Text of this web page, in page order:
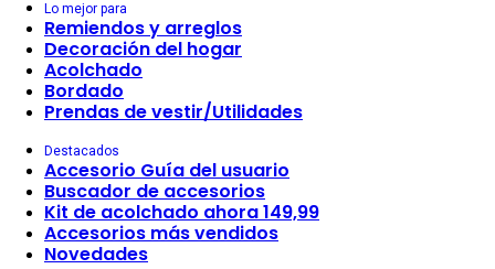
Lo mejor para
Remiendos y arreglos
Decoración del hogar
Acolchado
Bordado
Prendas de vestir/Utilidades
Destacados
Accesorio Guía del usuario
Buscador de accesorios
Kit de acolchado ahora 149,99
Accesorios más vendidos
Novedades